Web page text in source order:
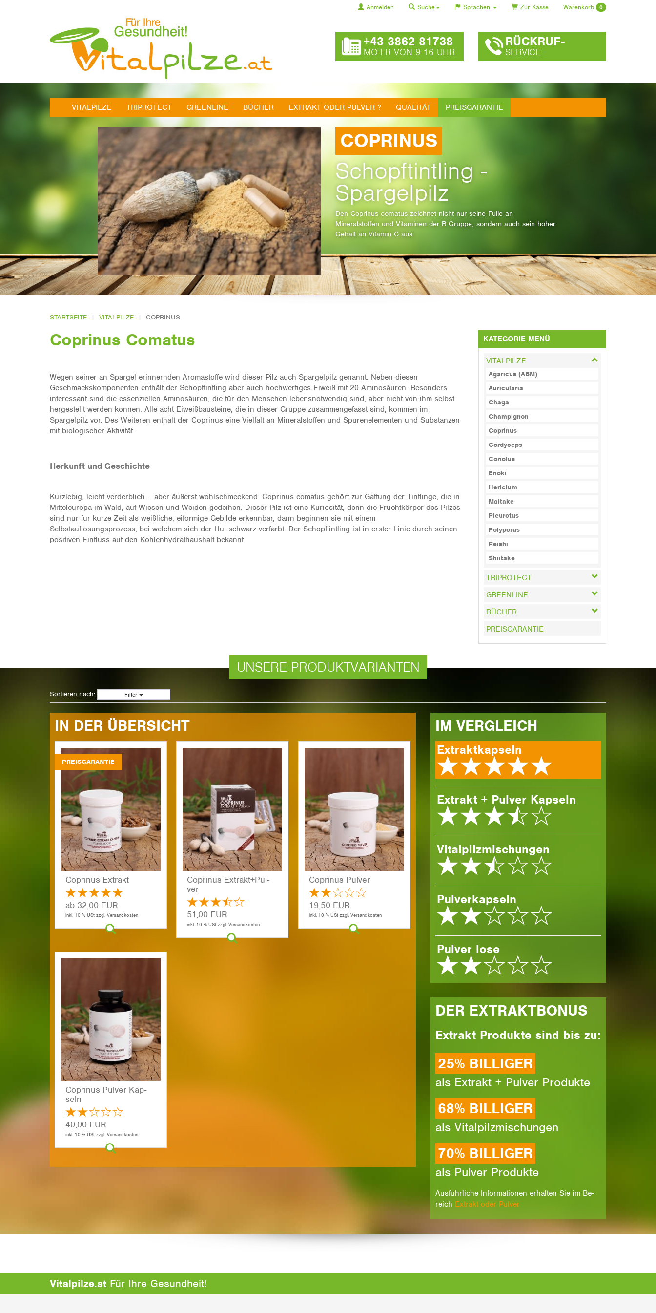
Anmelden Suche Sprachen Zur Kasse Warenkorb 0
+43 3862 81738
MO-FR VON 9-16 UHR
RÜCKRUF-
SERVICE
VITALPILZE TRIPROTECT GREENLINE BÜCHER EXTRAKT ODER PULVER ? QUALITÄT PREISGARANTIE
COPRINUS
Schopftintling -
Spargelpilz
Den Coprinus comatus zeichnet nicht nur seine Fülle an
Mineralstoffen und Vitaminen der B-Gruppe, sondern auch sein hoher
Gehalt an Vitamin C aus.
STARTSEITE VITALPILZE COPRINUS
Coprinus Comatus
Wegen seiner an Spargel erinnernden Aromastoffe wird dieser Pilz auch Spargelpilz genannt. Neben diesen
Geschmackskomponenten enthält der Schopftintling aber auch hochwertiges Eiweiß mit 20 Aminosäuren. Besonders
interessant sind die essenziellen Aminosäuren, die für den Menschen lebensnotwendig sind, aber nicht von ihm selbst
hergestellt werden können. Alle acht Eiweißbausteine, die in dieser Gruppe zusammengefasst sind, kommen im
Spargelpilz vor. Des Weiteren enthält der Coprinus eine Vielfalt an Mineralstoffen und Spurenelementen und Substanzen
mit biologischer Aktivität.
Herkunft und Geschichte
Kurzlebig, leicht verderblich – aber äußerst wohlschmeckend: Coprinus comatus gehört zur Gattung der Tintlinge, die in
Mitteleuropa im Wald, auf Wiesen und Weiden gedeihen. Dieser Pilz ist eine Kuriosität, denn die Fruchtkörper des Pilzes
sind nur für kurze Zeit als weißliche, eiförmige Gebilde erkennbar, dann beginnen sie mit einem
Selbstauflösungsprozess, bei welchem sich der Hut schwarz verfärbt. Der Schopftintling ist in erster Linie durch seinen
positiven Einfluss auf den Kohlenhydrathaushalt bekannt.
KATEGORIE MENÜ
VITALPILZE
Agaricus (ABM)
Auricularia
Chaga
Champignon
Coprinus
Cordyceps
Coriolus
Enoki
Hericium
Maitake
Pleurotus
Polyporus
Reishi
Shiitake
TRIPROTECT
GREENLINE
BÜCHER
PREISGARANTIE
UNSERE PRODUKTVARIANTEN
Sortieren nach: Filter
IN DER ÜBERSICHT
PREISGARANTIE
Co­pri­nus Ex­trakt
ab 32,00 EUR
inkl. 10 % USt zzgl. Versandkosten
Co­pri­nus Ex­trakt+Pul­
ver
51,00 EUR
inkl. 10 % USt zzgl. Versandkosten
Co­pri­nus Pul­ver Kap­
seln
40,00 EUR
inkl. 10 % USt zzgl. Versandkosten
Co­pri­nus Pul­ver
19,50 EUR
inkl. 10 % USt zzgl. Versandkosten
IM VER­GLEICH
Extraktkapseln
Extrakt + Pulver Kapseln
Vitalpilzmischungen
Pulverkapseln
Pulver lose
DER EX­TRAKT­BO­NUS
Ex­trakt Pro­duk­te sind bis zu:
25% BIL­LI­GER
als Ex­trakt + Pul­ver Pro­duk­te
68% BIL­LI­GER
als Vi­tal­pilz­mi­schun­gen
70% BIL­LI­GER
als Pul­ver Pro­duk­te
Aus­führ­li­che In­for­ma­tio­nen er­hal­ten Sie im Be­
rei­ch Ex­trakt oder Pul­ver
Vitalpilze.at Für Ihre Gesundheit!